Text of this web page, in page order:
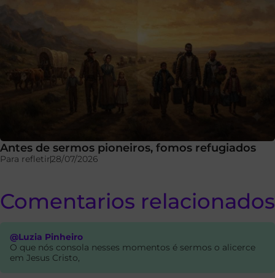
Antes de sermos pioneiros, fomos refugiados
Para refletir28/07/2026
Comentarios relacionados
@Luzia Pinheiro
O que nós consola nesses momentos é sermos o alicerce
em Jesus Cristo,